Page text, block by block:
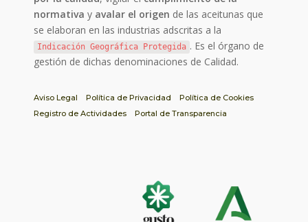
normativa y avalar el origen de las aceitunas que
se elaboran en las industrias adscritas a la
Indicación Geográfica Protegida . Es el órgano de
gestión de dichas denominaciones de Calidad.
Aviso Legal Política de Privacidad
Política de Cookies
Registro de Actividades
Portal de Transparencia